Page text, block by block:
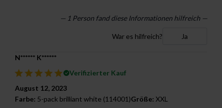
— 1 Person fand diese Informationen hilfreich —
War es hilfreich? Ja
N****** K******
Verifizierter Kauf
August 12, 2023
Farbe: 5-pack brilliant white (114001)Größe:XXL